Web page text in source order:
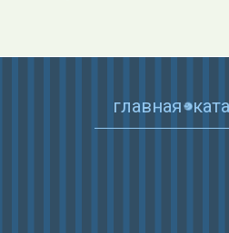
главная